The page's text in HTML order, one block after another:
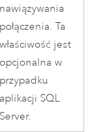
nawiązywania
połączenia. Ta
właściwość jest
opcjonalna w
przypadku
aplikacji SQL
Server.